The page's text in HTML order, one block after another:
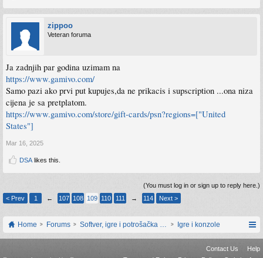
zippoo
Veteran foruma
Ja zadnjih par godina uzimam na
https://www.gamivo.com/
Samo pazi ako prvi put kupujes,da ne prikacis i supscription ...ona niza
cijena je sa pretplatom.
https://www.gamivo.com/store/gift-cards/psn?regions=["United
States"]
Mar 16, 2025
DSA likes this.
(You must log in or sign up to reply here.)
< Prev
1 ← 107 108 109 110 111 → 114 Next >
Home Forums Softver, igre i potrošačka elektronikaIgre i konzole
Contact Us
Help